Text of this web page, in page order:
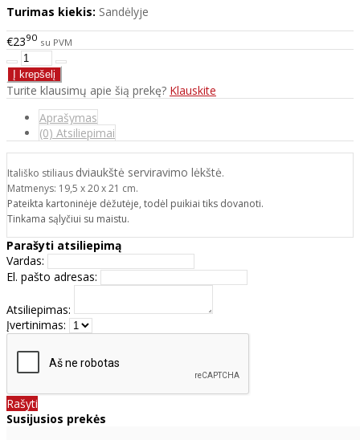
Turimas kiekis: Sandėlyje
€2390 su PVM
Turite klausimų apie šią prekę? Klauskite
Aprašymas
(0) Atsiliepimai
Itališko stiliaus dviaukštė serviravimo lėkštė.
Matmenys: 19,5 x 20 x 21 cm.
Pateikta kartoninėje dėžutėje, todėl puikiai tiks dovanoti.
Tinkama sąlyčiui su maistu.
Parašyti atsiliepimą
Vardas:
El. pašto adresas:
Atsiliepimas:
Įvertinimas:
Rašyti
Susijusios prekės